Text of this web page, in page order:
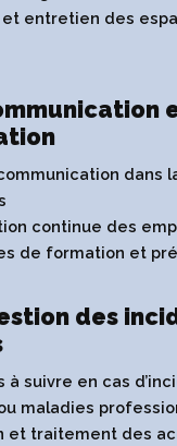
entretien des
dans
continue des
de formation et
des
à suivre en cas
maladies
et traitement des